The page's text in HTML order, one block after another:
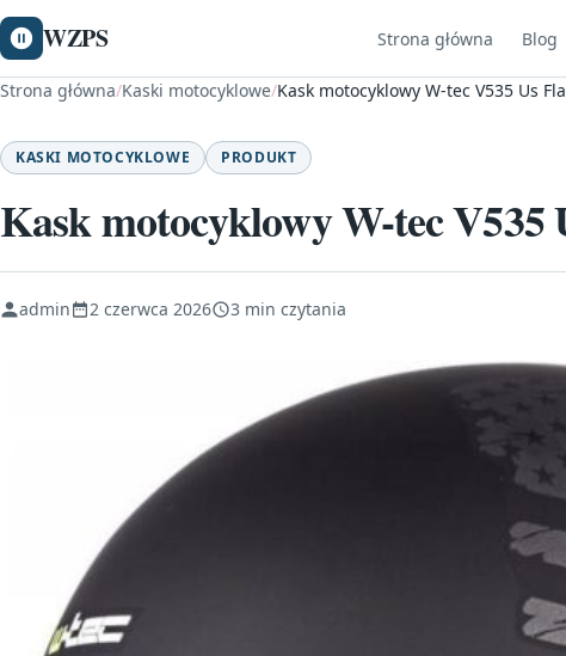
WZPS Strona główna Blog
Strona główna/Kaski motocyklowe/Kask motocyklowy W-tec V535 Us
KASKI MOTOCYKLOWE PRODUKT
Kask motocyklowy W-tec
admin 2 czerwca 2026 3 min czytania